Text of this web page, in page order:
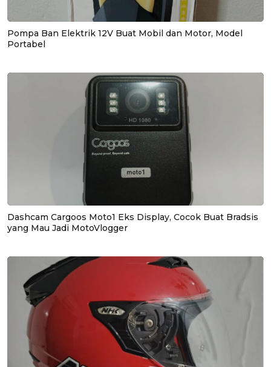
Pompa Ban Elektrik 12V Buat Mobil dan Motor, Model
Portabel
Dashcam Cargoos Moto1 Eks Display, Cocok Buat Bradsis
yang Mau Jadi MotoVlogger